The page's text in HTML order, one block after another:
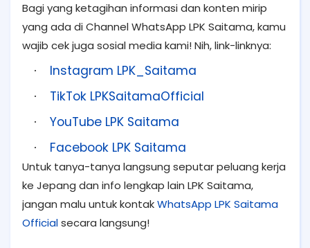
Bagi yang ketagihan informasi dan konten mirip
yang ada di Channel WhatsApp LPK Saitama, kamu
wajib cek juga sosial media kami! Nih, link-linknya:
· Instagram LPK_Saitama
· TikTok LPKSaitamaOfficial
· YouTube LPK Saitama
· Facebook LPK Saitama
Untuk tanya-tanya langsung seputar peluang kerja
ke Jepang dan info lengkap lain LPK Saitama,
jangan malu untuk kontakWhatsApp LPK Saitama
Officialsecara langsung!